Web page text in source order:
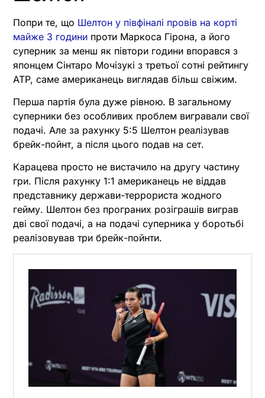
Попри те, що Шелтон у півфіналі провів на корті
майже 3 години проти Маркоса Гірона, а його
суперник за менш як півтори години впорався з
японцем Сінтаро Мочізукі з третьої сотні рейтингу
ATP, саме американець виглядав більш свіжим.
Перша партія була дуже рівною. В загальному
суперники без особливих проблем вигравали свої
подачі. Але за рахунку 5:5 Шелтон реалізував
брейк-пойнт, а після цього подав на сет.
Карацева просто не вистачило на другу частину
гри. Після рахунку 1:1 американець не віддав
представнику держави-террориста жодного
гейму. Шелтон без програних розіграшів виграв
дві свої подачі, а на подачі суперника у боротьбі
реалізовував три брейк-пойнти.